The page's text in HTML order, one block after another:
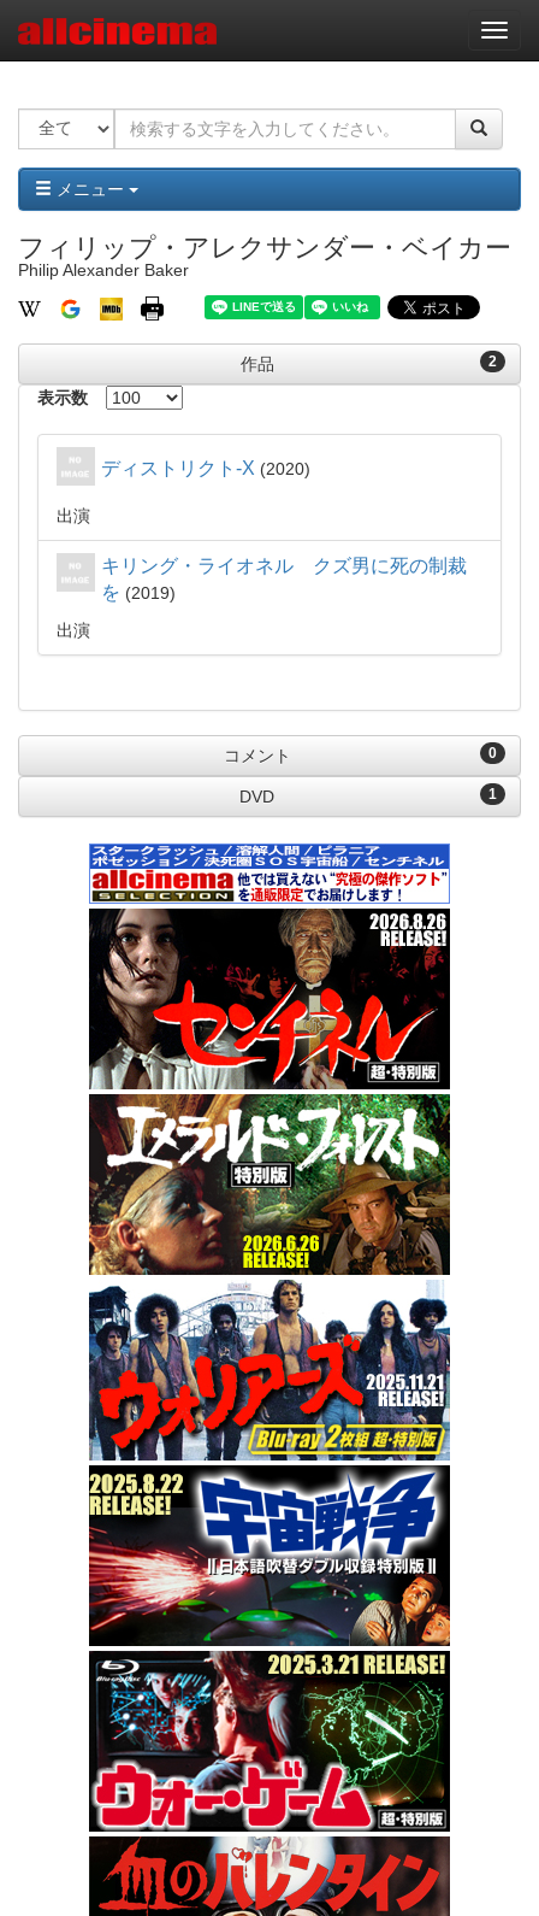
ナ
ビ
ー
ョ
ン
メニュー
フィリップ・アレクサンダー・ベイカー
Philip Alexander Baker
2
作品
表示数
ディストリクト-X 2020
出演
キリング・ライオネル クズ男に死の制裁
を
2019
出演
0
コメント
1
DVD